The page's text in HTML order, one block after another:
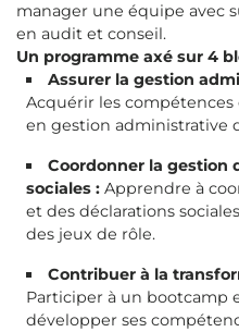
manager une équipe avec
en audit et conseil.
Un programme axé sur 4
Assurer la gestion
Acquérir les
en gestion administrative
Coordonner la gestion
sociales :Apprendre à
et des déclarations
des jeux de rôle.
Contribuer à la
Participer à un bootcamp
développer ses